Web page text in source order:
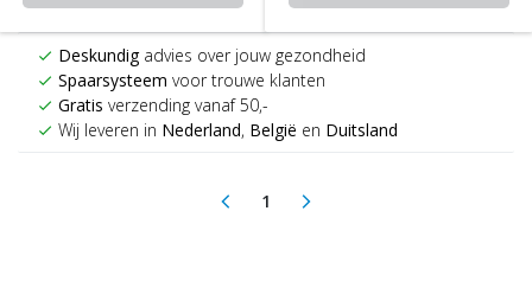
check Deskundigadvies over jouw gezondheid
check Spaarsysteem voor trouwe klanten
check Gratis verzending vanaf 50,-
check Wij leveren in Nederland, België en Duitsland
arrow_back_ios 1(current)
arrow_forward_ios